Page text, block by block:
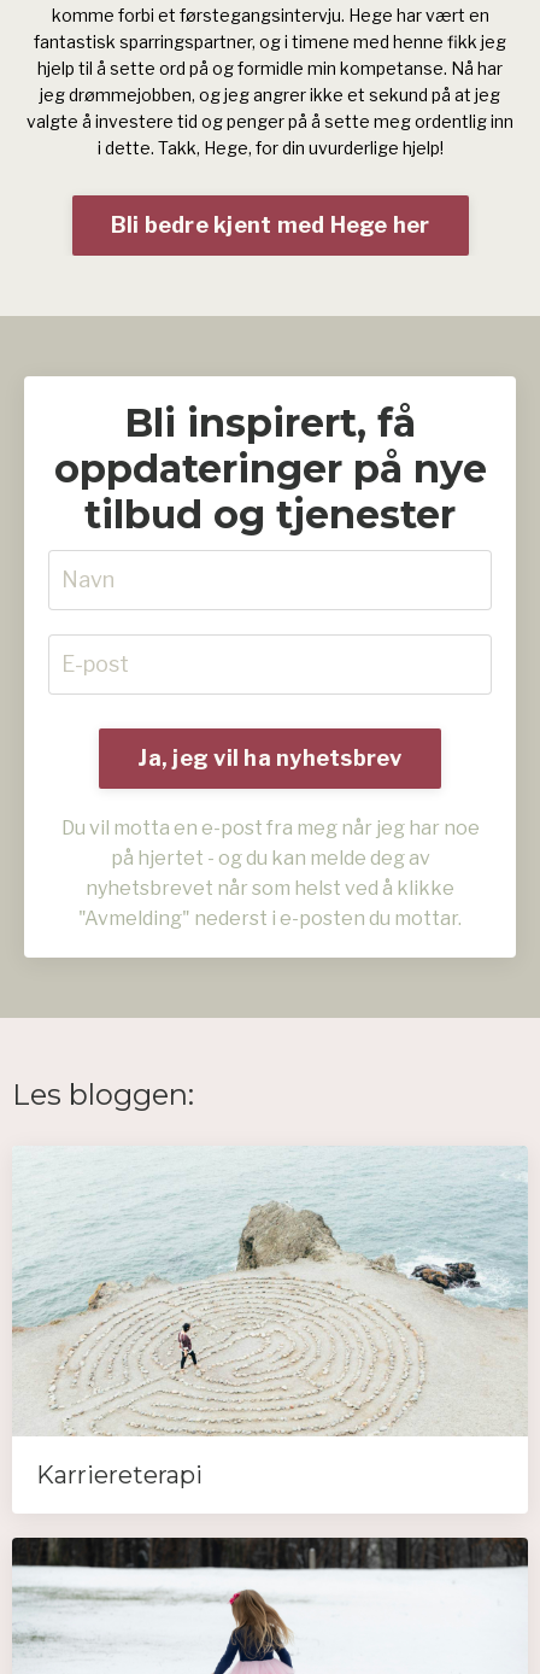
komme forbi et førstegangsintervju. Hege har vært en
fantastisk sparringspartner, og i timene med henne fikk jeg
hjelp til å sette ord på og formidle min kompetanse. Nå har
jeg drømmejobben, og jeg angrer ikke et sekund på at jeg
valgte å investere tid og penger på å sette meg ordentlig inn
i dette. Takk, Hege, for din uvurderlige hjelp!
Bli bedre kjent med Hege her
Bli inspirert, få
oppdateringer på nye
tilbud og tjenester
Ja, jeg vil ha nyhetsbrev
Du vil motta en e-post fra meg når jeg har noe
på hjertet - og du kan melde deg av
nyhetsbrevet når som helst ved å klikke
"Avmelding" nederst i e-posten du mottar.
Les bloggen:
Karriereterapi